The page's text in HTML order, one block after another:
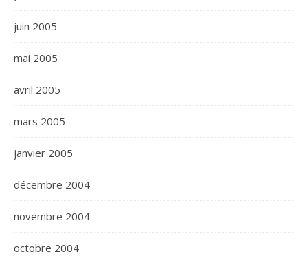
juin 2005
mai 2005
avril 2005
mars 2005
janvier 2005
décembre 2004
novembre 2004
octobre 2004